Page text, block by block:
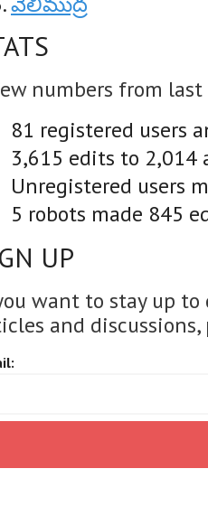
numbers from last
81 registered users
3,615 edits to 2,014
Unregistered users
5 robots made 845
UP
want to stay up
and